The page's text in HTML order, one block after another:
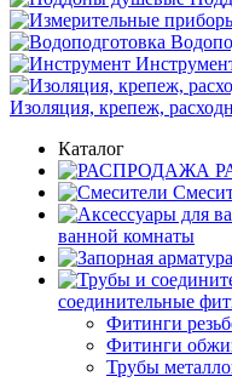
Изоляция, крепеж,
Каталог
ванной комнаты
соединительные
Фитинги
Фитинги
Трубы